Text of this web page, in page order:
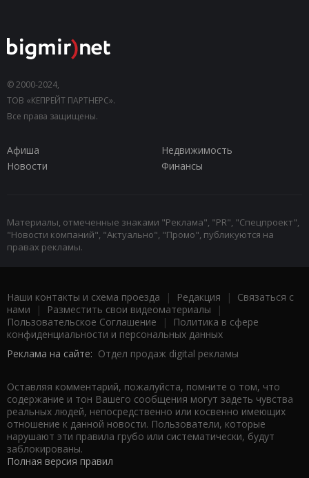
© 2000-2024,
ТОВ «КЕПРЕЙТ ПАРТНЕРС».
Все права защищены.
Афиша
Недвижимость
Новости
Финансы
Материалы, отмеченные знаками "Реклама", "PR", "Спецпроект",
"Новости компаний", "Актуально", "Промо", публикуются на
правах рекламы.
Наши контакты и схема проезда | Редакция | Связаться с
нами | Разместить свои видеоматериалы |
Пользовательское Соглашение |
Политика в сфере
конфиденциальности и персональных данных
Реклама на сайте: Отдел продаж digital рекламы
Оставляя комментарий, пожалуйста, помните о том, что
содержание и тон Вашего сообщения могут задеть чувства
реальных людей, непосредственно или косвенно имеющих
отношение к данной новости. Пользователи, которые
нарушают эти правила грубо или систематически, будут
заблокированы.
Полная версия правил